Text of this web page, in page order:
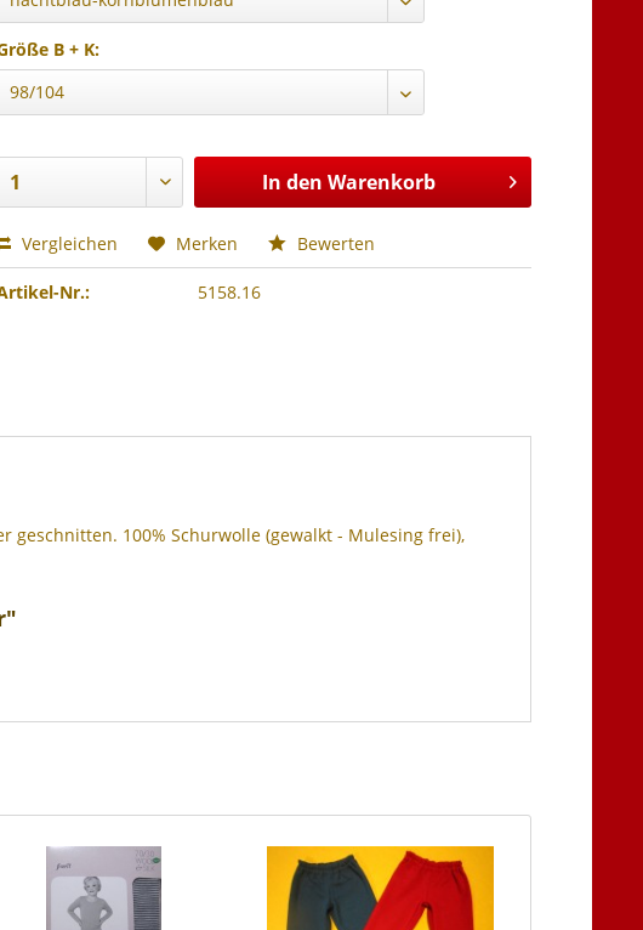
B + K:
In den Warenkorb
Vergleichen Merken Bewerten
Nr.: 5158.16
100% Schurwolle (gewalkt - Mulesing frei),